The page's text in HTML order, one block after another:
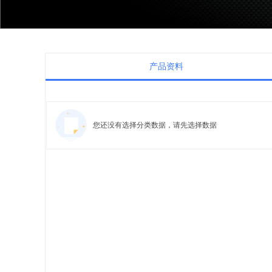
产品资料
您还没有选择分类数据，请先选择数据